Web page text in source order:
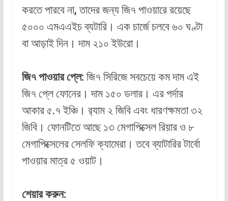
করতে পারবে না, তাদের জন্য জি৭ পাওয়ারে রয়েছে
৫০০০ এমএএইচ ব্যটারি। এক চার্জে চলবে ৬০ ঘণ্টা
বা আড়াই দিন। দাম ২১০ ইউরো।
জি৭ পাওয়ার প্লে: জি৭ সিরিজে সবচেয়ে কম দাম এই
জি৭ প্লে ফোনের। দাম ১৫০ ডলার। এর পর্দার
আকার ৫.৭ ইঞ্চি। র‌্যাম ২ জিবি এবং ধারণক্ষমতা ৩২
জিবি। ফোনটিতে আছে ১৩ মেগাপিক্সেল রিয়ার ও ৮
মেগাপিক্সেলের সেলফি ক্যামেরা। তবে ব্যাটারির টার্বো
পাওয়ার মাত্র ৫ ওয়াট।
শেয়ার করুন: